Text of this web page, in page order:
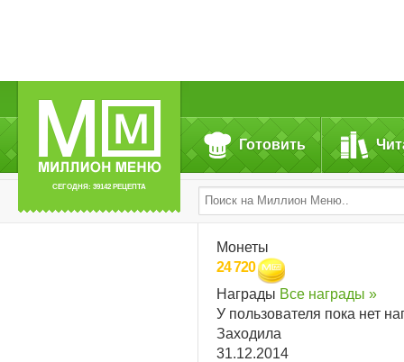
СЕГОДНЯ: 39142 РЕЦЕПТА
Готовить
Монеты
24 720
Награды Все награды »
У пользователя пока нет
Заходила
31.12.2014